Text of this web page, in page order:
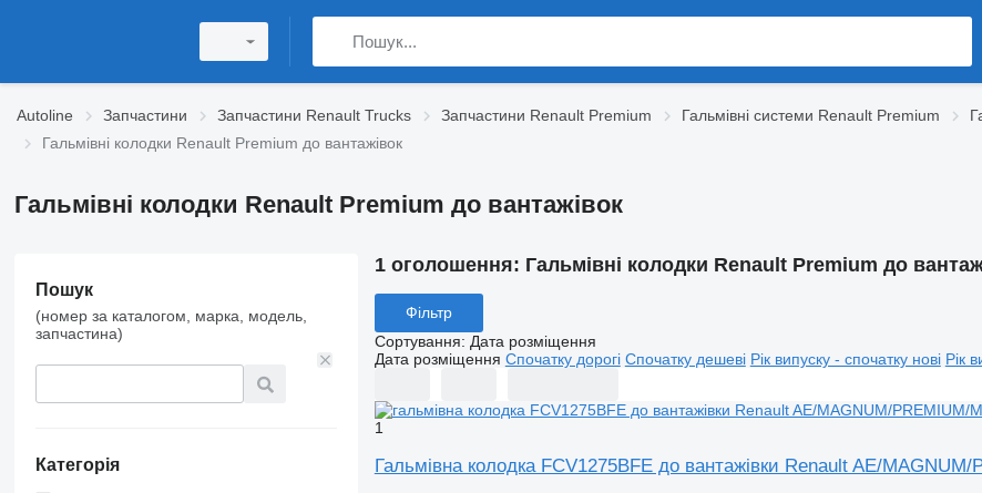
Autoline Запчастини Запчастини Renault Trucks Запчастини Renault Premium Гальмівні системи Renault Premium
Гальмівні колодки Renault Premium до вантажівок
Гальмівні колодки Renault Premium до вантажівок
Пошук
(номер за каталогом, марка, модель,
запчастина)
Категорія
1 оголошення: Гальмівні колодки Renault Premium до
Фільтр
Сортування: Дата розміщення
Дата розміщення Спочатку дорогі Спочатку дешеві Рік випуску - спочатку нові Рік
1
Гальмівна колодка FCV1275BFE до вантажівки Renault AE/